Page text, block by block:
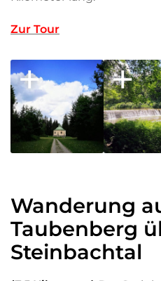
Zur Tour
Wanderung
Taubenberg
Steinbachtal